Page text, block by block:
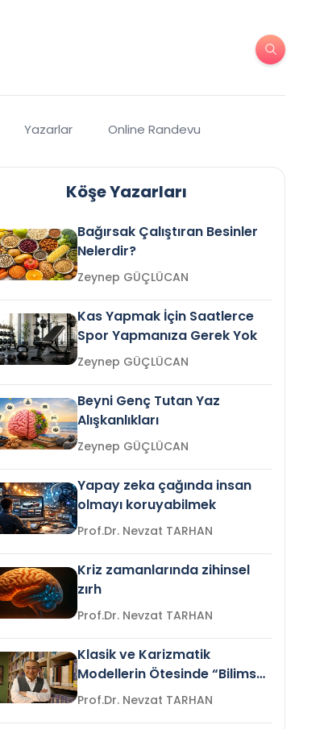
Yazarlar Online Randevu
Köşe Yazarları
Bağırsak Çalıştıran Besinler
Nelerdir?
Zeynep GÜÇLÜCAN
Kas Yapmak İçin Saatlerce
Spor Yapmanıza Gerek Yok
Zeynep GÜÇLÜCAN
Beyni Genç Tutan Yaz
Alışkanlıkları
Zeynep GÜÇLÜCAN
Yapay zeka çağında insan
olmayı koruyabilmek
Prof.Dr. Nevzat TARHAN
Kriz zamanlarında zihinsel
zırh
Prof.Dr. Nevzat TARHAN
Klasik ve Karizmatik
Modellerin Ötesinde “Bilimsel
Liderlik”
Prof.Dr. Nevzat TARHAN